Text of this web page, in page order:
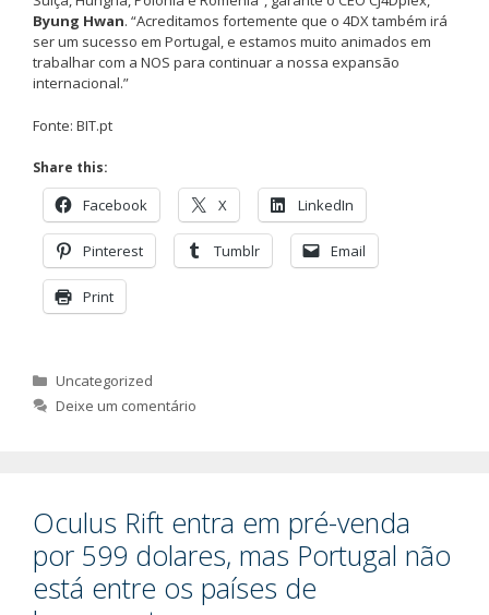
Byung Hwan. “Acreditamos fortemente que o 4DX também irá
ser um sucesso em Portugal, e estamos muito animados em
trabalhar com a NOS para continuar a nossa expansão
internacional.”
Fonte: BIT.pt
Share this:
Facebook X LinkedIn
Pinterest Tumblr Email
Print
Categorias
Uncategorized
Deixe um comentário
Oculus Rift entra em pré-venda
por 599 dolares, mas Portugal não
está entre os países de